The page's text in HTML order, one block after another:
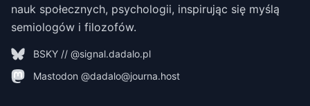
nauk społecznych, psychologii, inspirując się myślą
semiologów i filozofów.
BSKY // @signal.dadalo.pl
Mastodon @dadalo@journa.host